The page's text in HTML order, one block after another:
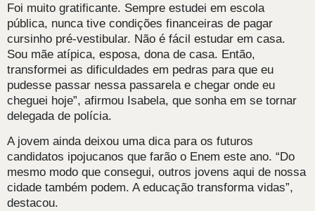
Foi muito gratificante. Sempre estudei em escola
pública, nunca tive condições financeiras de pagar
cursinho pré-vestibular. Não é fácil estudar em casa.
Sou mãe atípica, esposa, dona de casa. Então,
transformei as dificuldades em pedras para que eu
pudesse passar nessa passarela e chegar onde eu
cheguei hoje”, afirmou Isabela, que sonha em se tornar
delegada de polícia.
A jovem ainda deixou uma dica para os futuros
candidatos ipojucanos que farão o Enem este ano. “Do
mesmo modo que consegui, outros jovens aqui de nossa
cidade também podem. A educação transforma vidas”,
destacou.